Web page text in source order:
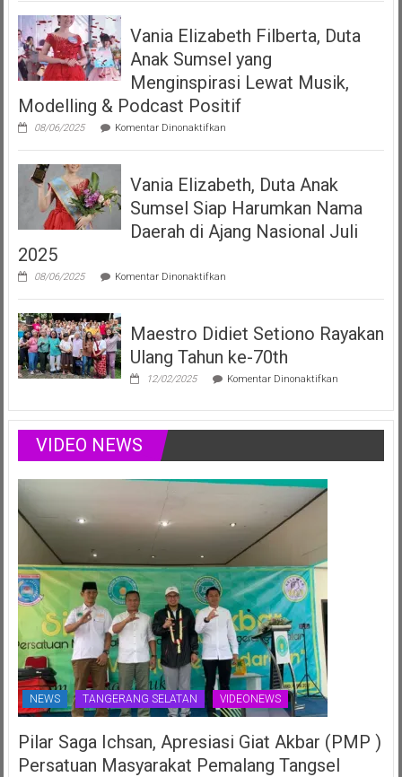
Serahkan
Operasional
Kepada
Dua
LMK
Produser
Fonogram
Vania Elizabeth Filberta, Duta
Anak Sumsel yang
Menginspirasi Lewat Musik,
Modelling & Podcast Positif
08/06/2025 Komentar Dinonaktifkanpada
Elizabeth
Duta
Anak
Sumsel
Menginspirasi
Modelling
Positif
Vania Elizabeth, Duta Anak
Sumsel Siap Harumkan Nama
Daerah di Ajang Nasional Juli
2025
08/06/2025 Komentar Dinonaktifkanpada
Elizabeth,
Anak
Sumsel
Siap
Harumkan
Ajang
Juli
Maestro Didiet Setiono Rayakan
Ulang Tahun ke-70th
12/02/2025 Komentar Dinonaktifkanpada
Setiono
Rayakan
Tahun
VIDEO NEWS
NEWS TANGERANG SELATAN VIDEONEWS
Pilar Saga Ichsan, Apresiasi Giat Akbar (PMP )
Persatuan Masyarakat Pemalang Tangsel